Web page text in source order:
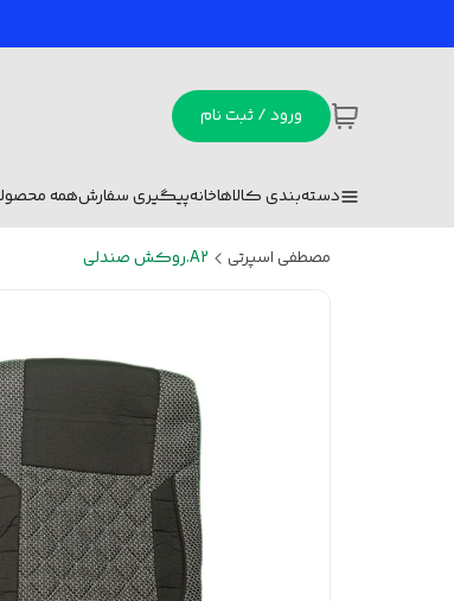
ورود / ثبت نام
دسته‌بندی کالاهاخانهپیگیری سفارشهمه
مصطفی اسپرتی A2.روکش صندلی